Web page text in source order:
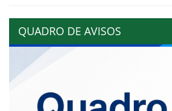
QUADRO DE AVISOS